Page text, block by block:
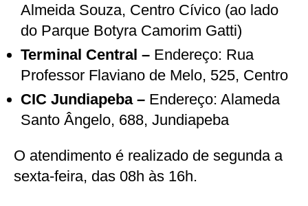
Almeida Souza, Centro Cívico (ao lado
do Parque Botyra Camorim Gatti)
Terminal Central – Endereço: Rua
Professor Flaviano de Melo, 525, Centro
CIC Jundiapeba – Endereço: Alameda
Santo Ângelo, 688, Jundiapeba
O atendimento é realizado de segunda a
sexta-feira, das 08h às 16h.